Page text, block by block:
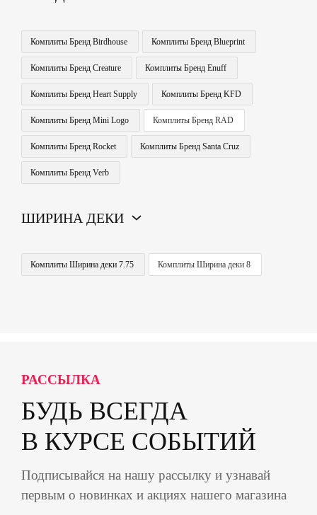
Комплиты Бренд Birdhouse Комплиты Бренд Blueprint
Комплиты Бренд Creature Комплиты Бренд Enuff
Комплиты Бренд Heart Supply Комплиты Бренд KFD
Комплиты Бренд Mini Logo Комплиты Бренд RAD
Комплиты Бренд Rocket Комплиты Бренд Santa Cruz
Комплиты Бренд Verb
ШИРИНА ДЕКИ
Комплиты Ширина деки 7.75 Комплиты Ширина деки 8
РАССЫЛКА
БУДЬ ВСЕГДА
В КУРСЕ СОБЫТИЙ
Подписывайся на нашу рассылку и узнавай
первым о новинках и акциях нашего магазина